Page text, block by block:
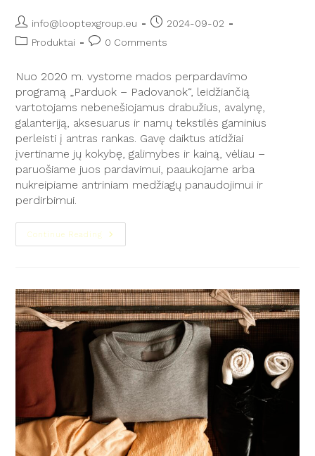
info@looptexgroup.eu
2024-09-02
Produktai
0 Comments
Nuo 2020 m. vystome mados perpardavimo
programą „Parduok – Padovanok“, leidžiančią
vartotojams nebenešiojamus drabužius, avalynę,
galanteriją, aksesuarus ir namų tekstilės gaminius
perleisti į antras rankas. Gavę daiktus atidžiai
įvertiname jų kokybę, galimybes ir kainą, vėliau –
paruošiame juos pardavimui, paaukojame arba
nukreipiame antriniam medžiagų panaudojimui ir
perdirbimui.
Continue Reading